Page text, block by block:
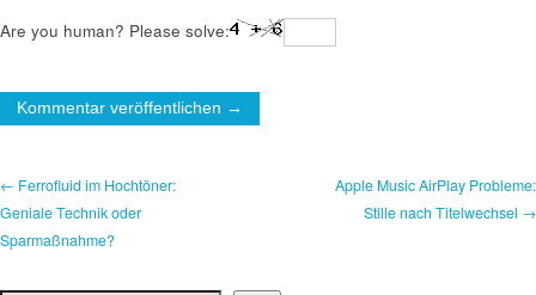
Are you human? Please solve:
← Ferrofluid im Hochtöner:
Geniale Technik oder
Sparmaßnahme?
Apple Music AirPlay Probleme:
Stille nach Titelwechsel →